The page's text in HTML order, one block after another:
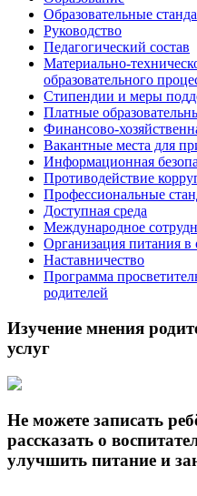
Образовательные
Руководство
Педагогический состав
Материально-
образовательного
Стипендии и меры
Платные
Финансово-
Вакантные места для
Информационная
Противодействие
Профессиональные
Доступная среда
Международное
Организация питания в
Наставничество
Программа
родителей
Изучение мнения
услуг
Не можете записать
рассказать о
улучшить питание и